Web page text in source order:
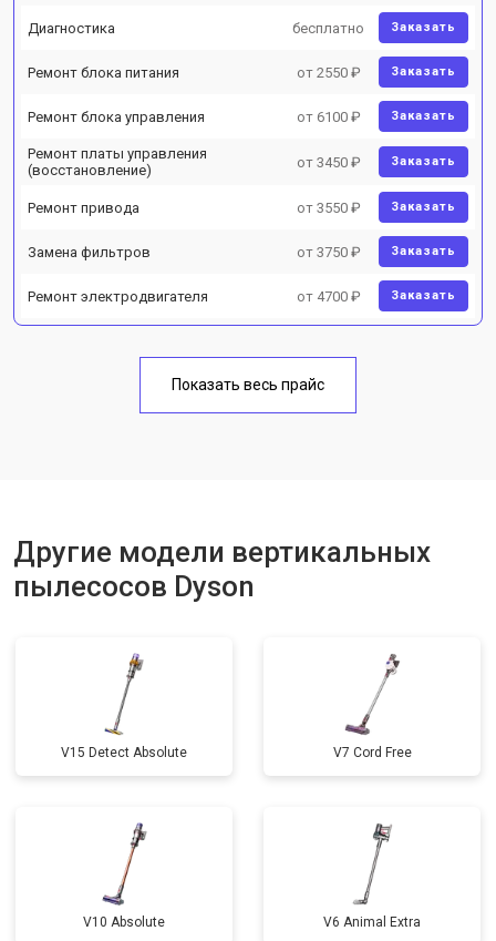
Диагностика бесплатно Заказать
Ремонт блока питания от 2550 ₽ Заказать
Ремонт блока управления от 6100 ₽ Заказать
Ремонт платы управления
(восстановление)
от 3450 ₽ Заказать
Ремонт привода от 3550 ₽ Заказать
Замена фильтров от 3750 ₽ Заказать
Ремонт электродвигателя от 4700 ₽ Заказать
Показать весь прайс
Другие модели вертикальных
пылесосов Dyson
V15 Detect Absolute V7 Cord Free
V10 Absolute V6 Animal Extra